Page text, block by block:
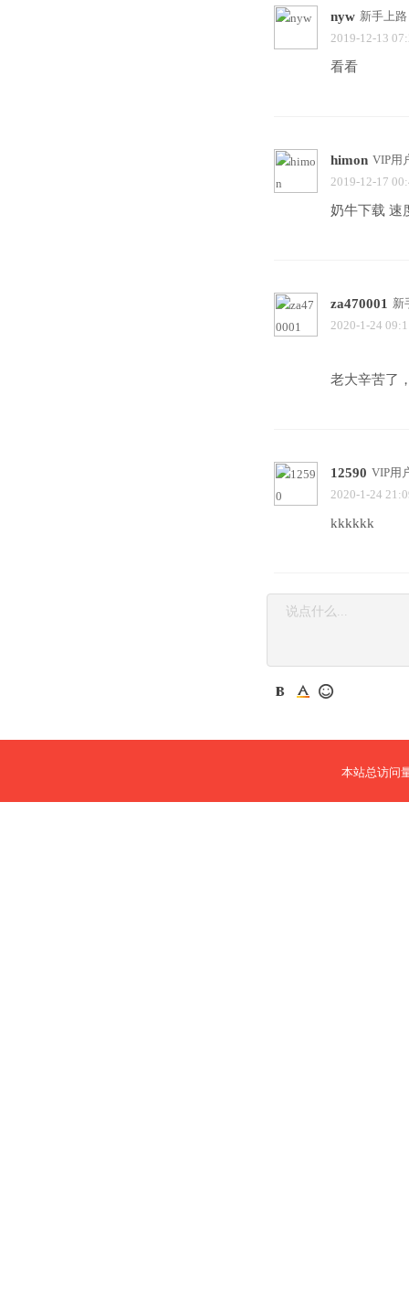
nyw 新手上路
2019-12-13
看看
himon VIP用
2019-12-17
奶牛下载 速
za470001 新
2020-1-24
老大辛苦了
12590 VIP用
2020-1-24
kkkkkk
本站总访问